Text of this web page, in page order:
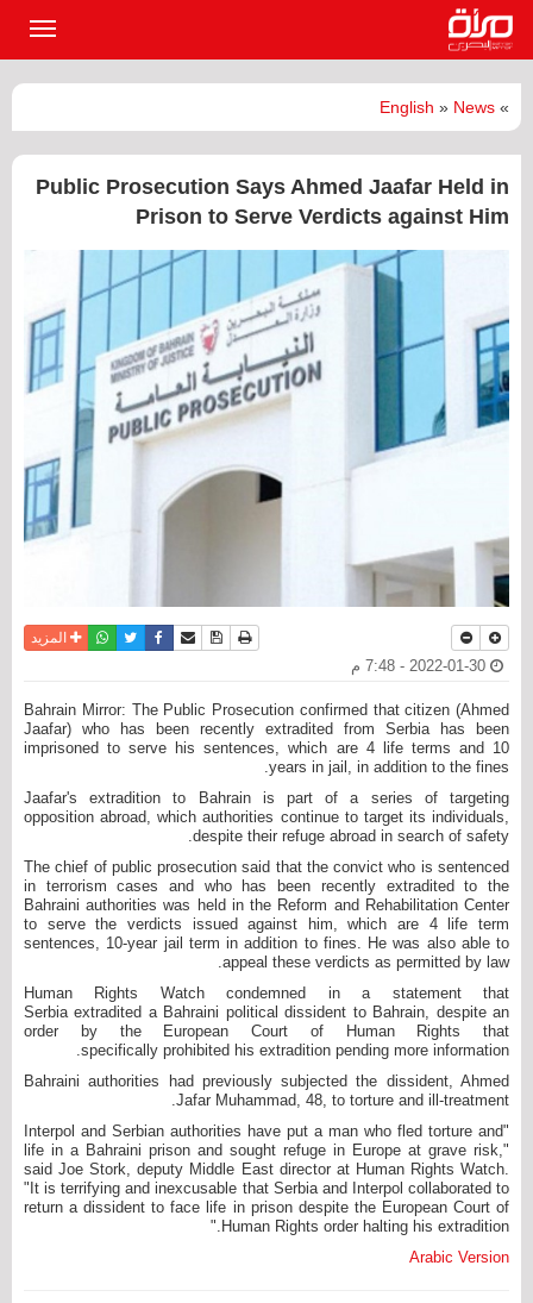
»
English » News
Public Prosecution Says Ahmed Jaafar Held in
Prison to Serve Verdicts against Him
نسخة للطباعة
حفظ الموضوع
أرسل الى صديق
فيسبوكتويترواتسابالمزيد
Bahrain Mirror: The Public Prosecution confirmed that citizen (Ahmed
Jaafar) who has been recently extradited from Serbia has been
imprisoned to serve his sentences, which are 4 life terms and 10
years in jail, in addition to the fines.
Jaafar's extradition to Bahrain is part of a series of targeting
opposition abroad, which authorities continue to target its individuals,
despite their refuge abroad in search of safety.
The chief of public prosecution said that the convict who is sentenced
in terrorism cases and who has been recently extradited to the
Bahraini authorities was held in the Reform and Rehabilitation Center
to serve the verdicts issued against him, which are 4 life term
sentences, 10-year jail term in addition to fines. He was also able to
appeal these verdicts as permitted by law.
Human Rights Watch condemned in a statement that
Serbia extradited a Bahraini political dissident to Bahrain, despite an
order by the European Court of Human Rights that
specifically prohibited his extradition pending more information.
Bahraini authorities had previously subjected the dissident, Ahmed
Jafar Muhammad, 48, to torture and ill-treatment.
"Interpol and Serbian authorities have put a man who fled torture and
life in a Bahraini prison and sought refuge in Europe at grave risk,"
said Joe Stork, deputy Middle East director at Human Rights Watch.
"It is terrifying and inexcusable that Serbia and Interpol collaborated to
return a dissident to face life in prison despite the European Court of
Human Rights order halting his extradition."
Arabic Version